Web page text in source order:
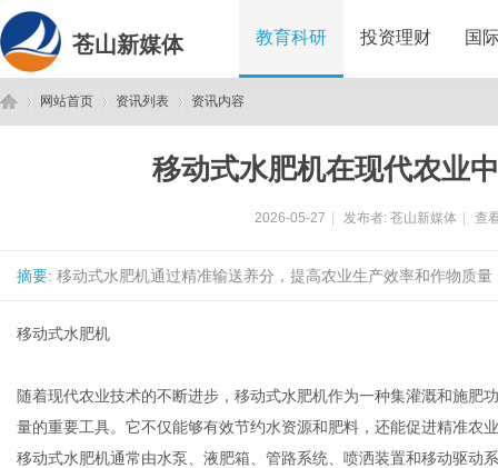
苍山新媒体 教育科研 投资理财 国
网站首页 资讯列表 资讯内容
移动式水肥机在现代农业
2026-05-27 发布者: 苍山新媒体 查
摘要: 移动式水肥机通过精准输送养分，提高农业生产效率和作物质
移动式水肥机
随着现代农业技术的不断进步，移动式水肥机作为一种集灌溉和施肥
量的重要工具。它不仅能够有效节约水资源和肥料，还能促进精准农
移动式水肥机通常由水泵、液肥箱、管路系统、喷洒装置和移动驱动